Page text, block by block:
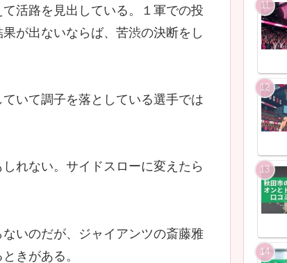
活路を見出している。１軍での投
が出ないならば、苦渋の決断をし
いて調子を落としている選手では
れない。サイドスローに変えたら
いのだが、ジャイアンツの斎藤雅
きがある。